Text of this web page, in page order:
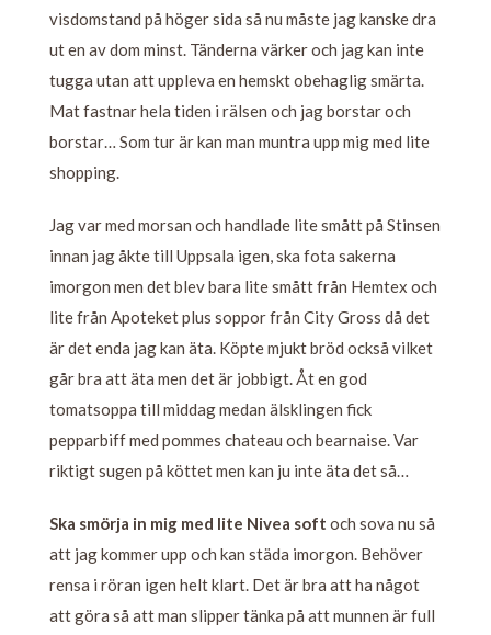
visdomstand på höger sida så nu måste jag kanske dra
ut en av dom minst. Tänderna värker och jag kan inte
tugga utan att uppleva en hemskt obehaglig smärta.
Mat fastnar hela tiden i rälsen och jag borstar och
borstar… Som tur är kan man muntra upp mig med lite
shopping.
Jag var med morsan och handlade lite smått på Stinsen
innan jag åkte till Uppsala igen, ska fota sakerna
imorgon men det blev bara lite smått från Hemtex och
lite från Apoteket plus soppor från City Gross då det
är det enda jag kan äta. Köpte mjukt bröd också vilket
går bra att äta men det är jobbigt. Åt en god
tomatsoppa till middag medan älsklingen fick
pepparbiff med pommes chateau och bearnaise. Var
riktigt sugen på köttet men kan ju inte äta det så…
Ska smörja in mig med lite Nivea soft och sova nu så
att jag kommer upp och kan städa imorgon. Behöver
rensa i röran igen helt klart. Det är bra att ha något
att göra så att man slipper tänka på att munnen är full